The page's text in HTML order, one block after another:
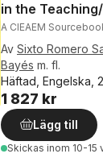
in the
A CIEAEM
Av Sixto Romero
Bayés m. fl.
Häftad, Engelska,
1 827 kr
Lägg till
Skickas inom 10-15